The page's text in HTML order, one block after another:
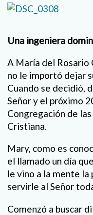
Una ingeniera
A María del Rosario
no le importó dejar
Cuando se decidió,
Señor y el próximo
Congregación de
Cristiana.
Mary, como es
el llamado un día
le vino a la mente la
servirle al Señor
Comenzó a buscar